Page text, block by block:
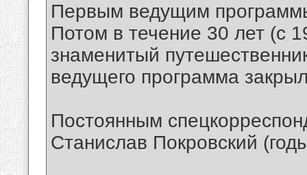
Первым ведущим
Потом в течение 30 лет (с
знаменитый
ведущего программа
Постоянным
Станислав Покровский